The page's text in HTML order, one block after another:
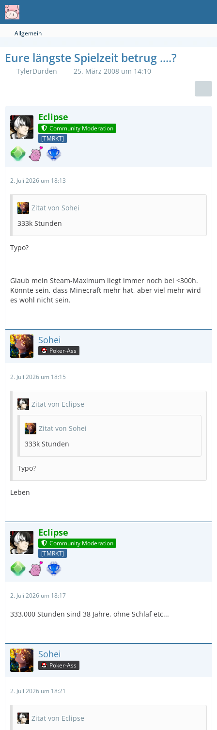
Allgemein
Eure längste Spielzeit betrug ....?
TylerDurden 25. März 2008 um 14:10
Eclipse
Community Moderation
[TMRKT]
2. Juli 2026 um 18:13
Zitat von Sohei
333k Stunden
Typo?
Glaub mein Steam-Maximum liegt immer noch bei <300h.
Könnte sein, dass Minecraft mehr hat, aber viel mehr wird
es wohl nicht sein.
Sohei
Poker-Ass
2. Juli 2026 um 18:15
Zitat von Eclipse
Zitat von Sohei
333k Stunden
Typo?
Leben
Eclipse
Community Moderation
[TMRKT]
2. Juli 2026 um 18:17
333.000 Stunden sind 38 Jahre, ohne Schlaf etc...
Sohei
Poker-Ass
2. Juli 2026 um 18:21
Zitat von Eclipse